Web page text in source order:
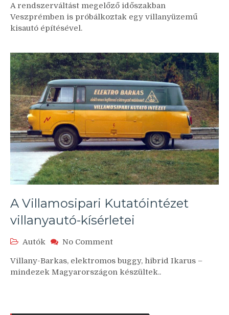
A rendszerváltást megelőző időszakban
Veszprémben is próbálkoztak egy villanyüzemű
kisautó építésével.
A Villamosipari Kutatóintézet
villanyautó-kísérletei
Autók No Commenton
Villamosipari
Kutatóintézet
Villany-Barkas, elektromos buggy, hibrid Ikarus –
mindezek Magyarországon készültek..